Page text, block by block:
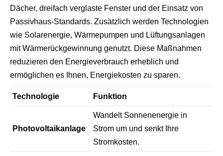
Dächer, dreifach verglaste Fenster und der Einsatz von
Passivhaus-Standards. Zusätzlich werden Technologien
wie Solarenergie, Wärmepumpen und Lüftungsanlagen
mit Wärmerückgewinnung genutzt. Diese Maßnahmen
reduzieren den Energieverbrauch erheblich und
ermöglichen es Ihnen, Energiekosten zu sparen.
Technologie Funktion
Photovoltaikanlage
Wandelt Sonnenenergie in
Strom um und senkt Ihre
Stromkosten.